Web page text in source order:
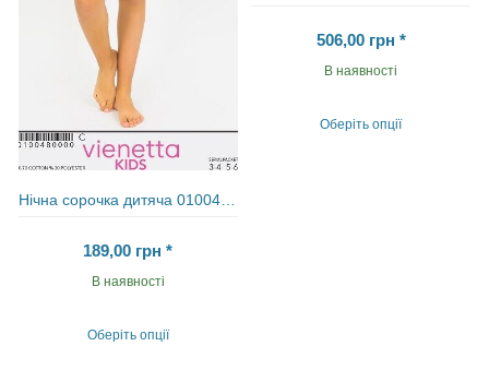
189,00 грн *
В наявності
Оберіть опції
506,00 грн *
В наявності
Оберіть опції